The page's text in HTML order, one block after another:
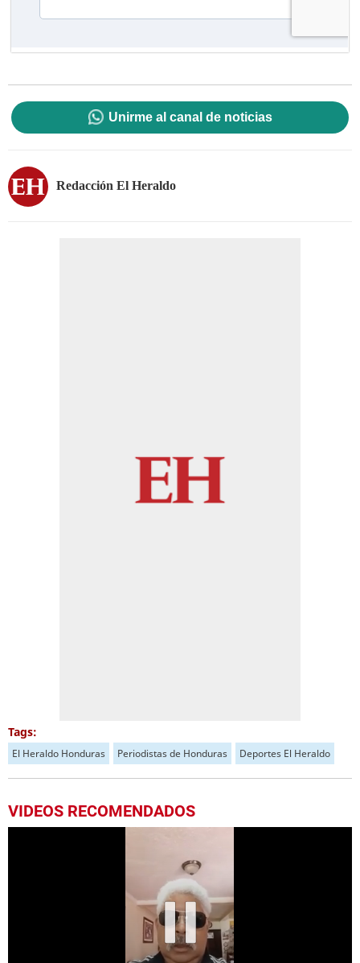
Unirme al canal de noticias
Redacción El Heraldo
Tags:
El Heraldo Honduras Periodistas de Honduras Deportes El Heraldo
VIDEOS RECOMENDADOS